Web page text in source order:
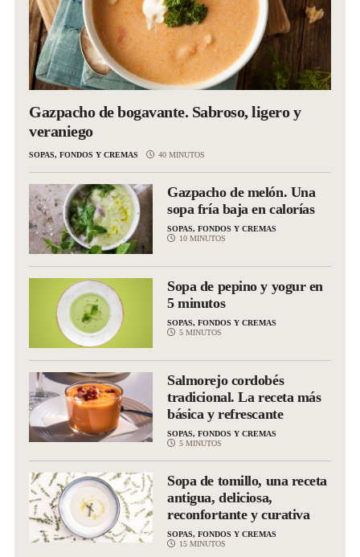
Gazpacho de bogavante. Sabroso, ligero y
veraniego
SOPAS, FONDOS Y CREMAS 40 MINUTOS
Gazpacho de melón. Una
sopa fría baja en calorías
SOPAS, FONDOS Y CREMAS
10 MINUTOS
Sopa de pepino y yogur en
5 minutos
SOPAS, FONDOS Y CREMAS
5 MINUTOS
Salmorejo cordobés
tradicional. La receta más
básica y refrescante
SOPAS, FONDOS Y CREMAS
5 MINUTOS
Sopa de tomillo, una receta
antigua, deliciosa,
reconfortante y curativa
SOPAS, FONDOS Y CREMAS
15 MINUTOS